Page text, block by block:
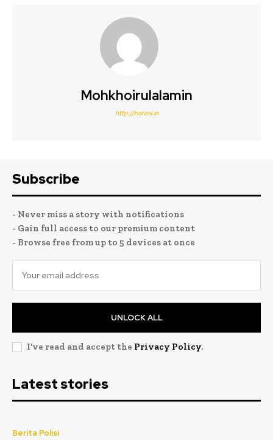
Mohkhoirulalamin
http://narasi.in
Subscribe
- Never miss a story with notifications
- Gain full access to our premium content
- Browse free from up to 5 devices at once
UNLOCK ALL
I've read and accept the Privacy Policy.
Latest stories
Berita Polisi